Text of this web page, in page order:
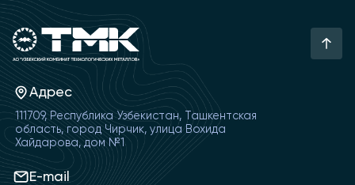
Адрес
111709, Республика Узбекистан, Ташкентская
область, город Чирчик, улица Вохида
Хайдарова, дом №1
E-mail